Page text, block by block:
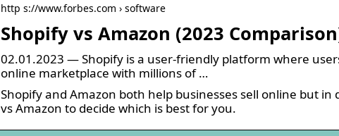
http s://www.forbes.com › software
Shopify vs Amazon (2023
02.01.2023 — Shopify is a user-friendly platform where
online marketplace with millions of …
Shopify and Amazon both help businesses sell online but
vs Amazon to decide which is best for you.